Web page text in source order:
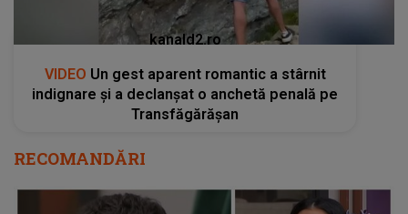
kanald2.ro
VIDEO Un gest aparent romantic a stârnit
indignare și a declanșat o anchetă penală pe
Transfăgărășan
RECOMANDĂRI